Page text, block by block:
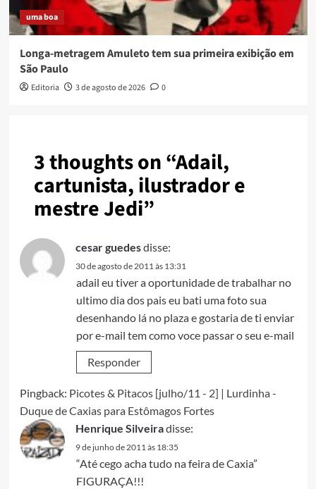
uma boa
Longa-metragem Amuleto tem sua primeira exibição em
São Paulo
Editoria 3 de agosto de 2026 0
3 thoughts on “Adail,
cartunista, ilustrador e
mestre Jedi”
cesar guedesdisse:
30 de agosto de 2011 às 13:31
adail eu tiver a oportunidade de trabalhar no
ultimo dia dos pais eu bati uma foto sua
desenhando lá no plaza e gostaria de ti enviar
por e-mail tem como voce passar o seu e-mail
Responder
Pingback: Picotes & Pitacos [julho/11 - 2] | Lurdinha -
Duque de Caxias para Estômagos Fortes
Henrique Silveiradisse:
9 de junho de 2011 às 18:35
“Até cego acha tudo na feira de Caxia”
FIGURAÇA!!!